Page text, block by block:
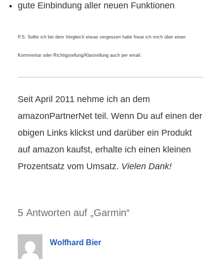
gute Einbindung aller neuen Funktionen
P.S. Sollte ich bei dem Vergleich etwas vergessen habe freue ich mich über einen
Kommentar oder Richtigstellung/Klarstellung auch per email.
Seit April 2011 nehme ich an dem
amazonPartnerNet teil. Wenn Du auf einen der
obigen Links klickst und darüber ein Produkt
auf amazon kaufst, erhalte ich einen kleinen
Prozentsatz vom Umsatz. Vielen Dank!
5 Antworten auf „Garmin“
Wolfhard Bier